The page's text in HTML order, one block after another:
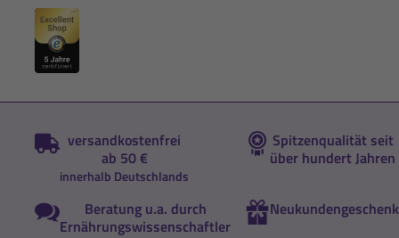
versandkostenfrei
ab 50 €
innerhalb Deutschlands
Spitzenqualität seit
über hundert Jahren
Beratung u.a. durch
Ernährungswissenschaftler
Neukundengeschenk